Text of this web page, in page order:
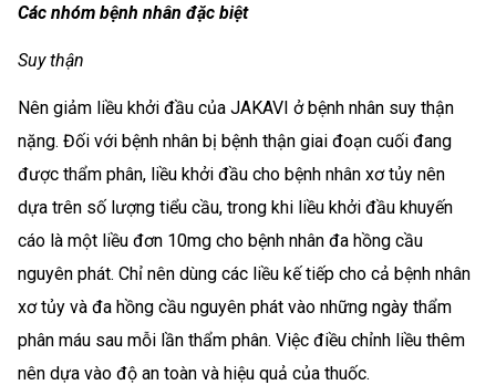
Các nhóm bệnh nhân đặc biệt
Suy thận
Nên giảm liều khởi đầu của JAKAVI ở bệnh nhân suy thận
nặng. Đối với bệnh nhân bị bệnh thận giai đoạn cuối đang
được thẩm phân, liều khởi đầu cho bệnh nhân xơ tủy nên
dựa trên số lượng tiểu cầu, trong khi liều khởi đầu khuyến
cáo là một liều đơn 10mg cho bệnh nhân đa hồng cầu
nguyên phát. Chỉ nên dùng các liều kế tiếp cho cả bệnh nhân
xơ tủy và đa hồng cầu nguyên phát vào những ngày thẩm
phân máu sau mỗi lần thẩm phân. Việc điều chỉnh liều thêm
nên dựa vào độ an toàn và hiệu quả của thuốc.